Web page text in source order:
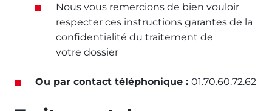
Nous vous remercions de bien vouloir
respecter ces instructions garantes de la
confidentialité du traitement de
votre dossier
Ou par contact téléphonique : 01.70.60.72.62